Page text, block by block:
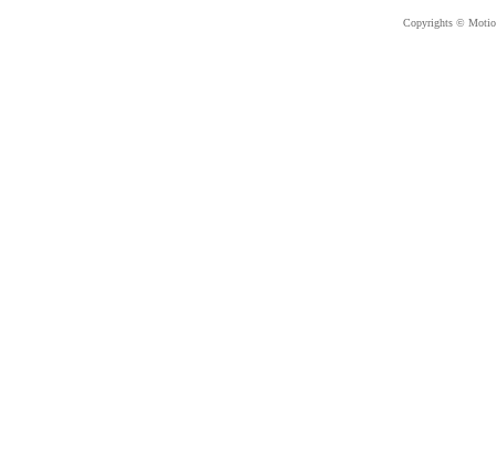
Copyrights ©